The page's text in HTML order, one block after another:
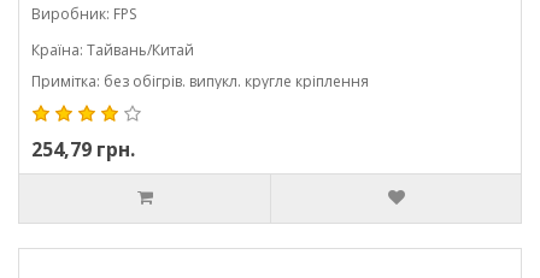
Виробник: FPS
Країна: Тайвань/Китай
Примітка: без обігрів. випукл. кругле кріплення
254,79 грн.